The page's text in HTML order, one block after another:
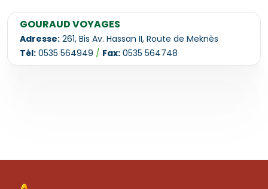
GOURAUD VOYAGES
Adresse: 261, Bis Av. Hassan II, Route de Meknès
Tél: 0535 564949 / Fax: 0535 564748